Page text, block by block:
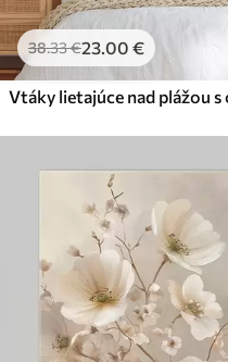
38.33€23.00 €